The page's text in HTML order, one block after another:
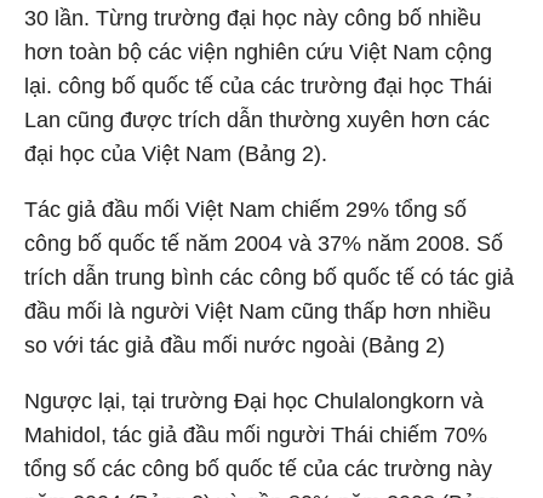
30 lần. Từng trường đại học này công bố nhiều
hơn toàn bộ các viện nghiên cứu Việt Nam cộng
lại. công bố quốc tế của các trường đại học Thái
Lan cũng được trích dẫn thường xuyên hơn các
đại học của Việt Nam (Bảng 2).
Tác giả đầu mối Việt Nam chiếm 29% tổng số
công bố quốc tế năm 2004 và 37% năm 2008. Số
trích dẫn trung bình các công bố quốc tế có tác giả
đầu mối là người Việt Nam cũng thấp hơn nhiều
so với tác giả đầu mối nước ngoài (Bảng 2)
Ngược lại, tại trường Đại học Chulalongkorn và
Mahidol, tác giả đầu mối người Thái chiếm 70%
tổng số các công bố quốc tế của các trường này